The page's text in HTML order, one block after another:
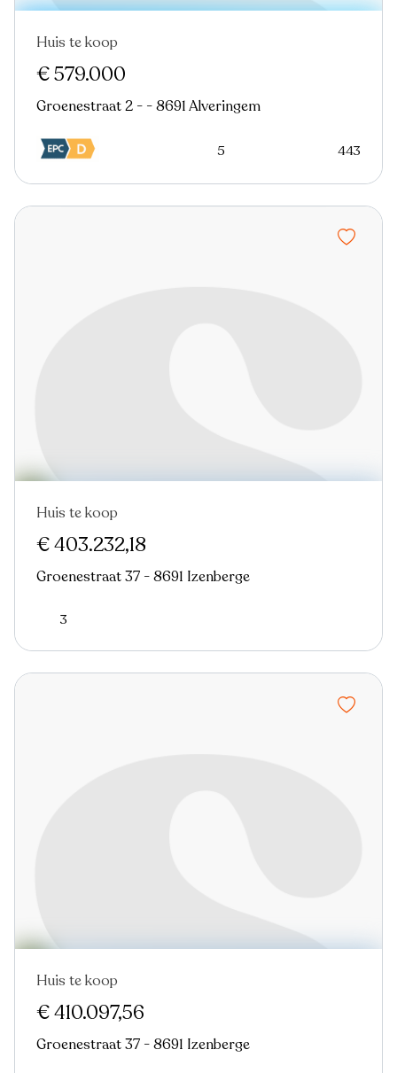
In optie
Huis te koop
€ 579.000
Groenestraat 2 - - 8691 Alveringem
5 443
Huis te koop
€ 403.232,18
Groenestraat 37 - 8691 Izenberge
3
Huis te koop
€ 410.097,56
Groenestraat 37 - 8691 Izenberge